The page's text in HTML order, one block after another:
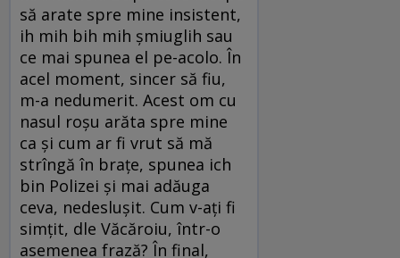
să arate spre mine insistent,
ih mih bih mih şmiuglih sau
ce mai spunea el pe-acolo. În
acel moment, sincer să fiu,
m-a nedumerit. Acest om cu
nasul roşu arăta spre mine
ca şi cum ar fi vrut să mă
strîngă în braţe, spunea ich
bin Polizei şi mai adăuga
ceva, nedesluşit. Cum v-aţi fi
simţit, dle Văcăroiu, într-o
asemenea frază? În final,